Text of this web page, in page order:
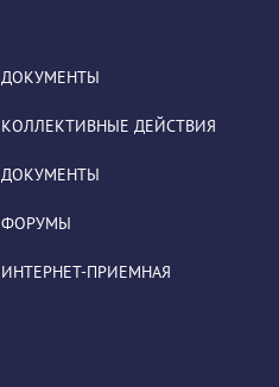
ДОКУМЕНТЫ
КОЛЛЕКТИВНЫЕ ДЕЙСТВИЯ
ДОКУМЕНТЫ
ФОРУМЫ
ИНТЕРНЕТ-ПРИЕМНАЯ